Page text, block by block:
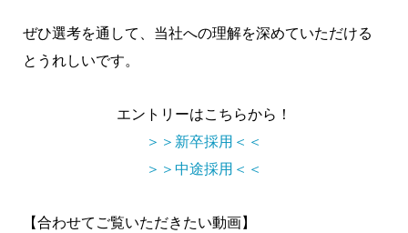
ぜひ選考を通して、当社への理解を深めていただける
とうれしいです。
エントリーはこちらから！
＞＞新卒採用＜＜
＞＞中途採用＜＜
【合わせてご覧いただきたい動画】